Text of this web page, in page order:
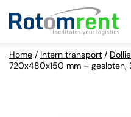
Home / Intern transport /
720x480x150 mm – gesloten,